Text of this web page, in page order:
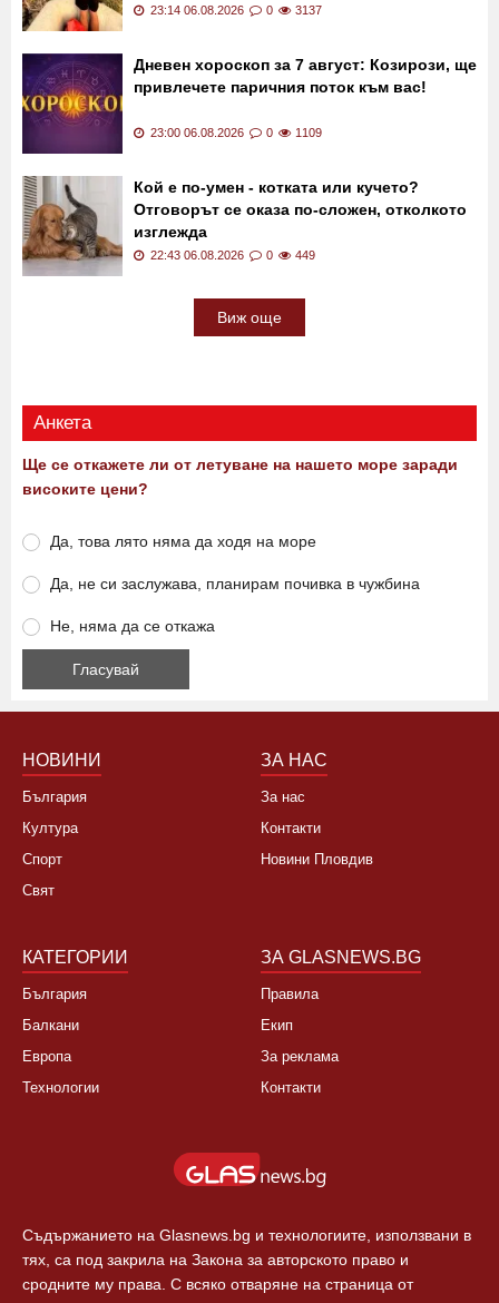
23:14 06.08.2026 0 3137
Дневен хороскоп за 7 август: Козирози, ще
привлечете паричния поток към вас!
23:00 06.08.2026 0 1109
Кой е по-умен - котката или кучето?
Отговорът се оказа по-сложен, отколкото
изглежда
22:43 06.08.2026 0 449
Виж още
Анкета
Ще се откажете ли от летуване на нашето море заради
високите цени?
Да, това лято няма да ходя на море
Да, не си заслужава, планирам почивка в чужбина
Не, няма да се откажа
НОВИНИ
България
Култура
Спорт
Свят
ЗА НАС
За нас
Контакти
Новини Пловдив
КАТЕГОРИИ
България
Балкани
Европа
Технологии
ЗА GLASNEWS.BG
Правила
Екип
За реклама
Контакти
Съдържанието на Glasnews.bg и технологиите, използвани в
тях, са под закрила на Закона за авторското право и
сродните му права. С всяко отваряне на страница от